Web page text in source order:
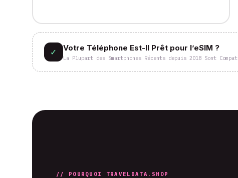
✓ Votre Téléphone Est-Il Prêt pour l’eSIM ?
La Plupart des Smartphones Récents depuis 2018 Sont
// POURQUOI TRAVELDATA.SHOP